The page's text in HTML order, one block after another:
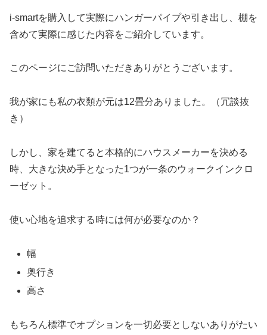
i-smartを購入して実際にハンガーパイプや引き出し、棚を
含めて実際に感じた内容をご紹介しています。
このページにご訪問いただきありがとうございます。
我が家にも私の衣類が元は12畳分ありました。（冗談抜
き）
しかし、家を建てると本格的にハウスメーカーを決める
時、大きな決め手となった1つが一条のウォークインクロ
ーゼット。
使い心地を追求する時には何が必要なのか？
幅
奥行き
高さ
もちろん標準でオプションを一切必要としないありがたい